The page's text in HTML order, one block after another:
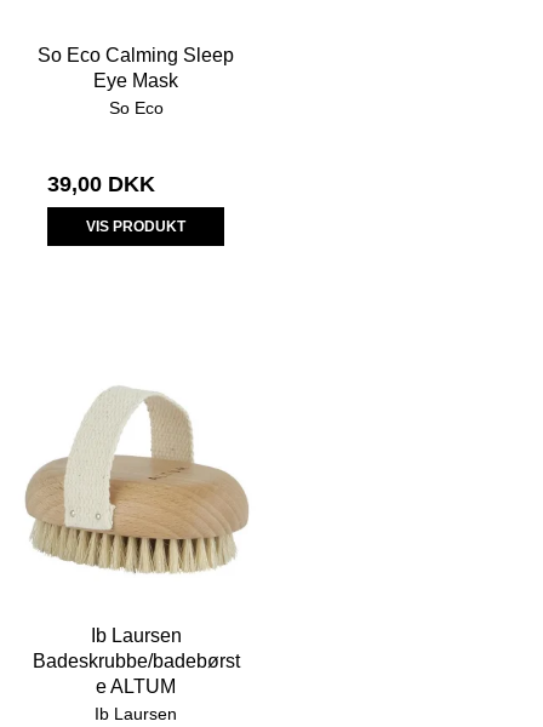
So Eco Calming Sleep
Eye Mask
So Eco
39,00 DKK
VIS PRODUKT
Ib Laursen
Badeskrubbe/badebørst
e ALTUM
Ib Laursen